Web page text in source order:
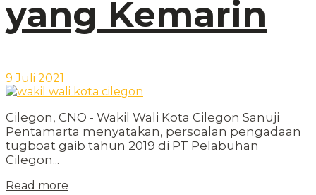
yang Kemarin
9 Juli 2021
Cilegon, CNO - Wakil Wali Kota Cilegon Sanuji
Pentamarta menyatakan, persoalan pengadaan
tugboat gaib tahun 2019 di PT Pelabuhan
Cilegon...
Read more